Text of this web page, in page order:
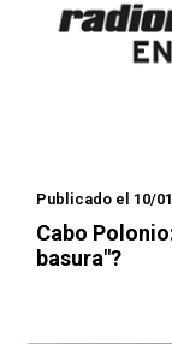
Publicado el 10/
Cabo
basura"?